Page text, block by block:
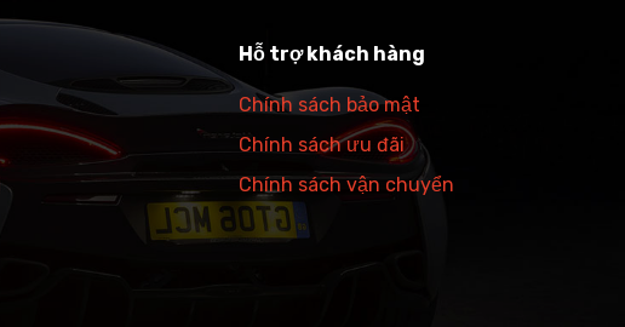
Hỗ trợ khách hàng
Chính sách bảo mật
Chính sách ưu đãi
Chính sách vận chuyển